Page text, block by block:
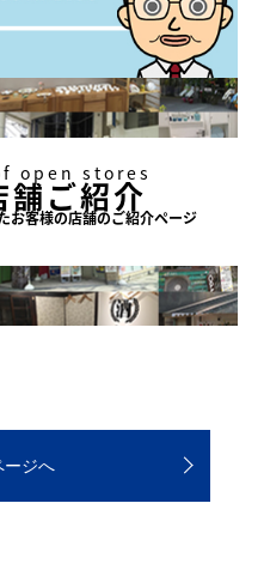
open stores
舗ご紹介
お客様の店舗のご紹介ページ
ージへ